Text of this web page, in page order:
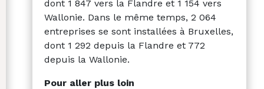
dont 1 847 vers la Flandre et 1 154 vers
Wallonie. Dans le même temps, 2 064
entreprises se sont installées à Bruxelles,
dont 1 292 depuis la Flandre et 772
depuis la Wallonie.
Pour aller plus loin